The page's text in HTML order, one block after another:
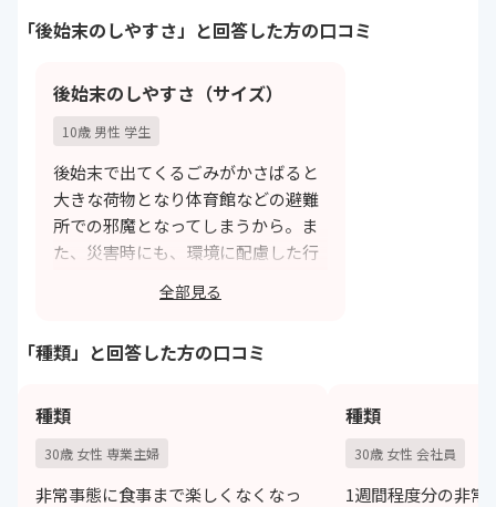
「後始末のしやすさ」と回答した方の口コミ
後始末のしやすさ（サイズ）
10歳 男性 学生
後始末で出てくるごみがかさばると
大きな荷物となり体育館などの避難
所での邪魔となってしまうから。ま
た、災害時にも、環境に配慮した行
https://monita.online
全部見る
「種類」と回答した方の口コミ
種類
30歳 女性 専業主婦
非常事態に食事まで楽しくなくなっ
種類
30歳 女性 会社員
1週間程度分の非常